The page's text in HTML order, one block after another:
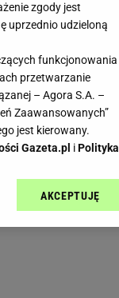
zgody jest
uprzednio udzieloną
funkcjonowania
przetwarzanie
– Agora S.A. –
Zaawansowanych”
jest kierowany.
Gazeta.pl iPolityka
sp. z o.o., jej
AKCEPTUJĘ